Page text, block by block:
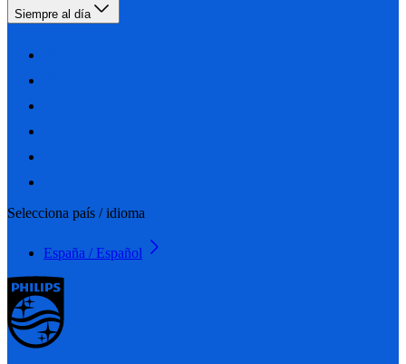
Siempre al día
Selecciona país / idioma
España / Español